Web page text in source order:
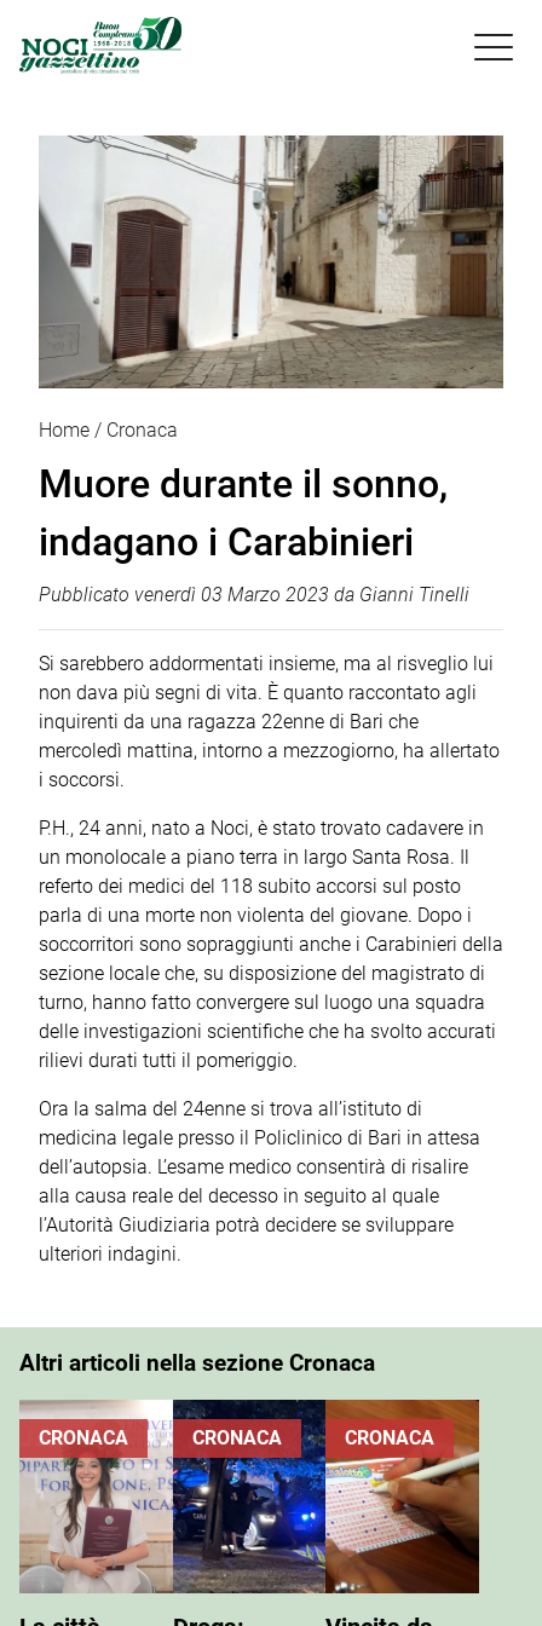

Home Cronaca
Muore durante il sonno,
indagano i Carabinieri
Pubblicato venerdì 03 Marzo 2023 da Gianni Tinelli
Si sarebbero addormentati insieme, ma al risveglio lui
non dava più segni di vita. È quanto raccontato agli
inquirenti da una ragazza 22enne di Bari che
mercoledì mattina, intorno a mezzogiorno, ha allertato
i soccorsi.
P.H., 24 anni, nato a Noci, è stato trovato cadavere in
un monolocale a piano terra in largo Santa Rosa. Il
referto dei medici del 118 subito accorsi sul posto
parla di una morte non violenta del giovane. Dopo i
soccorritori sono sopraggiunti anche i Carabinieri della
sezione locale che, su disposizione del magistrato di
turno, hanno fatto convergere sul luogo una squadra
delle investigazioni scientifiche che ha svolto accurati
rilievi durati tutti il pomeriggio.
Ora la salma del 24enne si trova all’istituto di
medicina legale presso il Policlinico di Bari in attesa
dell’autopsia. L’esame medico consentirà di risalire
alla causa reale del decesso in seguito al quale
l’Autorità Giudiziaria potrà decidere se sviluppare
ulteriori indagini.
Altri articoli nella sezione Cronaca
CRONACA CRONACA CRONACA